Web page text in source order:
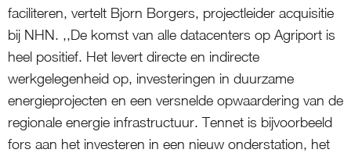
faciliteren, vertelt Bjorn Borgers, projectleider acquisitie
bij NHN. ,,De komst van alle datacenters op Agriport is
heel positief. Het levert directe en indirecte
werkgelegenheid op, investeringen in duurzame
energieprojecten en een versnelde opwaardering van de
regionale energie infrastructuur. Tennet is bijvoorbeeld
fors aan het investeren in een nieuw onderstation, het